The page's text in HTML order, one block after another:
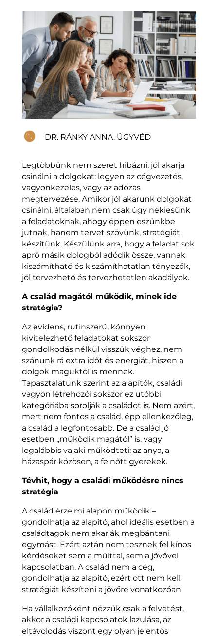
DR. RÁNKY ANNA. ÜGYVÉD
Legtöbbünk nem szeret hibázni, jól akarja
csinálni a dolgokat: legyen az cégvezetés,
vagyonkezelés, vagy az adózás
megtervezése. Amikor jól akarunk dolgokat
csinálni, általában nem csak úgy nekiesünk
a feladatoknak, ahogy éppen eszünkbe
jutnak, hanem tervet szövünk, stratégiát
készítünk. Készülünk arra, hogy a feladat sok
apró másik dologból adódik össze, vannak
kiszámítható és kiszámíthatatlan tényezők,
jól tervezhető és tervezhetetlen akadályok.
A család magától működik, minek ide
stratégia?
Az evidens, rutinszerű, könnyen
kivitelezhető feladatokat sokszor
gondolkodás nélkül visszük véghez, nem
szánunk rá extra időt és energiát, hiszen a
dolgok maguktól is mennek.
Tapasztalatunk szerint az alapítók, családi
vagyon létrehozói sokszor ez utóbbi
kategóriába sorolják a családot is. Nem azért,
mert nem fontos a család, épp ellenkezőleg,
a család a legfontosabb. De a család jó
esetben „működik magától” is, vagy
legalábbis valaki működteti: az anya, a
házaspár közösen, a felnőtt gyerekek.
Tévhit, hogy a családi működésre nincs
stratégia
A család érzelmi alapon működik –
gondolhatja az alapító, ahol ideális esetben a
családtagok nem akarják megbántani
egymást. Ezért aztán nem tesznek fel kínos
kérdéseket sem a múlttal, sem a jövővel
kapcsolatban. A család nem a cég,
gondolhatja az alapító, ezért ott nem kell
stratégiát készíteni a jövőre vonatkozóan.
Ha vállalkozóként nézzük csak a felvetést,
akkor a családi kapcsolatok lazulása, az
eltávolodás viszont egy olyan jelentős